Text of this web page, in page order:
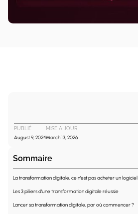
PUBLIÉ
August 9, 2024
MISE A JOUR
March 13, 2026
Sommaire
La transformation digitale, ce n'est pas acheter un logiciel
Les 3 piliers d'une transformation digitale réussie
Lancer sa transformation digitale, par où commencer ?